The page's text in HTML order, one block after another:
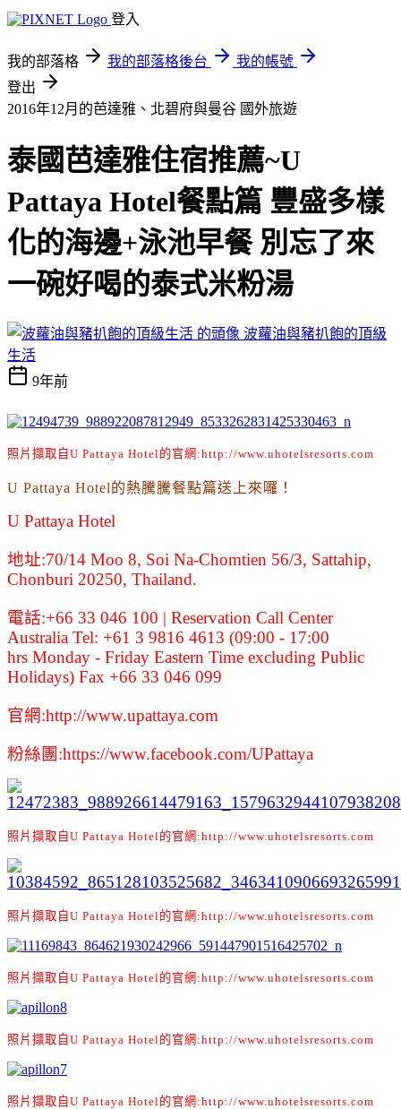
登入
我的部落格 我的部落格後台
我的帳號
登出
2016年12月的芭達雅、北碧府與曼谷 國外旅遊
泰國芭達雅住宿推薦~U
Pattaya Hotel餐點篇 豐盛多樣
化的海邊+泳池早餐 別忘了來
一碗好喝的泰式米粉湯
波蘿油與豬扒飽的頂級
生活
9年前
照片擷取自 U Pattaya Hotel 的官網:http://www.uhotelsresorts.com
U Pattaya Hotel的熱騰騰餐點篇送上來囉 ！
U Pattaya Hotel
地址:70/14 Moo 8, Soi Na-Chomtien 56/3, Sattahip,
Chonburi 20250, Thailand.
電話:+66 33 046 100 | Reservation Call Center
Australia Tel: +61 3 9816 4613 (09:00 - 17:00
hrs Monday - Friday Eastern Time excluding Public
Holidays) Fax +66 33 046 099
官網:http://www.upattaya.com
粉絲團 :https://www.facebook.com/UPattaya
照片擷取自U Pattaya Hotel的官網:http://www.uhotelsresorts.com
照片擷取自U Pattaya Hotel的官網:http://www.uhotelsresorts.com
照片擷取自U Pattaya Hotel的官網:http://www.uhotelsresorts.com
照片擷取自U Pattaya Hotel的官網:http://www.uhotelsresorts.com
照片擷取自U Pattaya Hotel的官網:http://www.uhotelsresorts.com